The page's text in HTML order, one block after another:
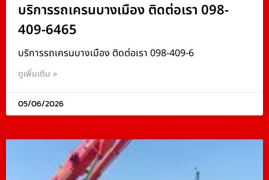
บริการรถเครนบางเมือง ติดต่อเรา 098-
409-6465
บริการรถเครนบางเมือง ติดต่อเรา 098-409-6
ดูเพิ่มเติม »
05/06/2026